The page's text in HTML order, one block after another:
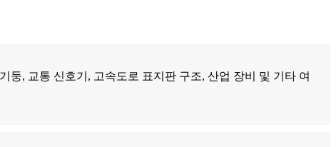
, 교통 신호기, 고속도로 표지판 구조, 산업 장비 및 기타 여